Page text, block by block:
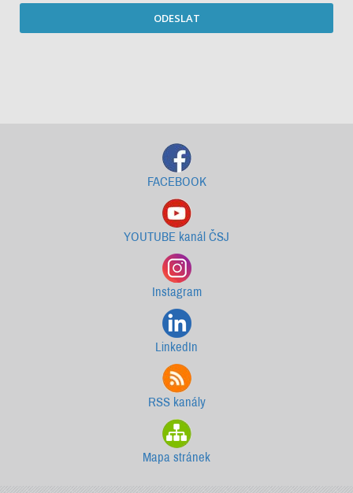
ODESLAT
FACEBOOK
YOUTUBE kanál ČSJ
Instagram
LinkedIn
RSS kanály
Mapa stránek